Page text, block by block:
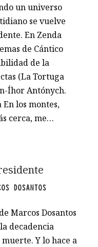
un universo
se vuelve
En Zenda
de Cántico
de la
(La Tortuga
Íhor Antónych.
los montes,
cerca, me…
DOSANTOS
Marcos Dosantos
decadencia
Y lo hace a